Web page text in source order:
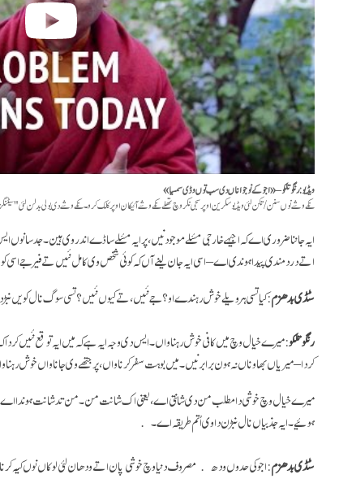
ویڈیو: رنگو تلکو – «اجوکے نوجواناں دی سب توں وڈی سمسیا»
نکے وشے نوں سنن/تکن لئی ویڈیو سکرین اوپر سجی نکر وچ تھلے نکے وشے آئیکان اوپر کلک کرو۔ نکے وشے دی بولی بدلن لئی
ایہ جاننا ضروری اے کہ اجیہے خارجی مسٔلے موجود نیں، پر ایہ مسٔلے ساڈے اندر وی ہین۔ جد
اتے درد مندی پیدا ہوندی اے – اسی ایہ جان لینے آں کہ کوئی شخص وی کامل نئیں تے فیر جے
سٹڈی بدھزم: کیا تسی ہر ویلے خوش رہندے او؟ جے نئیں، تے کیوں نئیں؟ تسی سوگ نال کویں
رنگو تلکو: میرے خیال وچ میں کافی خوش رہنا واں۔ ایس دی وجہ ایہ ہے کہ میں ایہ توقع نئیں
کردا – میریاں بھاوناں نہ ہون برابر نیں۔ میں بوہت سفر کرنا واں، پر جتھے وی جانا واں خوش
میرے خیال وچ خوشی دا مطلب من دی شانتی اے، یعنی اک شانت من۔ من تد شانت ہوندا اے
ہوئیے۔ ایہ جذبیاں نال نبڑن دا وی اُتم طریقہ اے۔
سٹڈی بدھزم: اجوکی حدوں ودھ مصروف دنیا وچ خوشی پان اتے ودھان لئی لوکاں نوں کیہ